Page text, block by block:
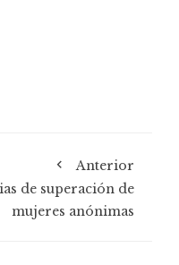
Anterior
de superación de
mujeres anónimas